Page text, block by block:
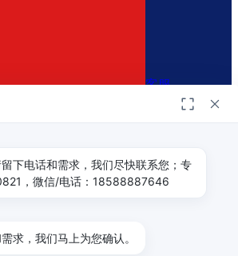
客服
下电话和需求，我们尽快联系您；专
，微信/电话：18588887646
求，我们马上为您确认。